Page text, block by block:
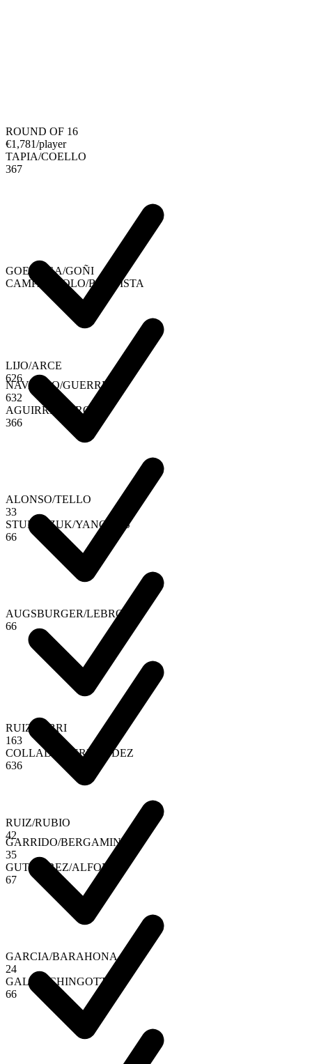
ROUND OF 16
€1,781/player
TAPIA/COELLO
367
LIJO/ARCE
626
GOENAGA/GOÑI
CAMPAGNOLO/BAUTISTA
NAVARRO/GUERRERO
632
AGUIRRE
ARROYO
366
ALONSO/TELLO
33
STUPACZUK/YANGUAS
66
AUGSBURGER/LEBRON
66
RUIZ/RUBIO
42
RUIZ
ESBRI
163
COLLADO
HERNANDEZ
636
GARRIDO/BERGAMINI
35
GUTIERREZ/ALFONSO
67
GARCIA/BARAHONA
24
GALAN
CHINGOTTO
66